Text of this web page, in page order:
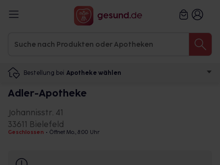
Bestellung bei Apotheke wählen
Adler-Apotheke
Johannisstr. 41
33611 Bielefeld
Geschlossen • Öffnet Mo., 8:00 Uhr